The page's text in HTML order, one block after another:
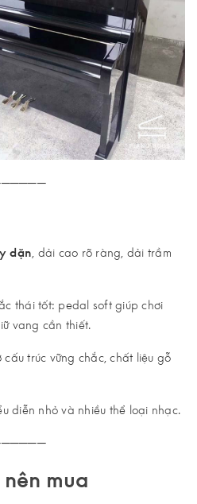
dặn , dải cao rõ ràng, dải trầm
thái tốt: pedal soft giúp chơi
vang cần thiết.
trúc vững chắc, chất liệu gỗ
diễn nhỏ và nhiều thể loại nhạc.
mua